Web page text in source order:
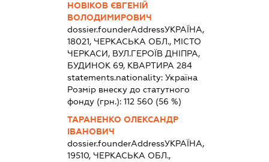
НОВІКОВ ЄВГЕНІЙ
ВОЛОДИМИРОВИЧ
dossier.founderAddressУКРАЇНА,
18021, ЧЕРКАСЬКА ОБЛ., МІСТО
ЧЕРКАСИ, ВУЛ.ГЕРОЇВ ДНІПРА,
БУДИНОК 69, КВАРТИРА 284
statements.nationality:Україна
Розмір внеску до статутного
фонду (грн.):112 560 (56 %)
ТАРАНЕНКО ОЛЕКСАНДР
ІВАНОВИЧ
dossier.founderAddressУКРАЇНА,
19510, ЧЕРКАСЬКА ОБЛ.,